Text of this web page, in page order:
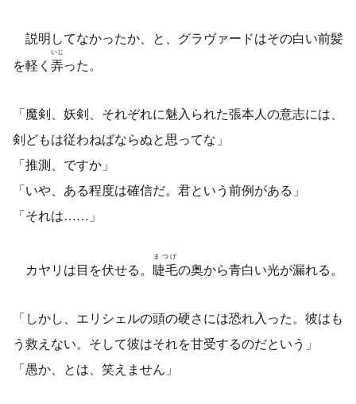
説明してなかったか、と、グラヴァードはその白い前髪
を軽く 弄
いじ
った。
「魔剣、妖剣、それぞれに魅入られた張本人の意志には、
剣どもは従わねばならぬと思ってな」
「推測、ですか」
「いや、ある程度は確信だ。君という前例がある」
「それは……」
カヤリは目を伏せる。 睫毛
まつげ
の奥から青白い光が漏れる。
「しかし、エリシェルの頭の硬さには恐れ入った。彼はも
う救えない。そして彼はそれを甘受するのだという」
「愚か、とは、笑えません」